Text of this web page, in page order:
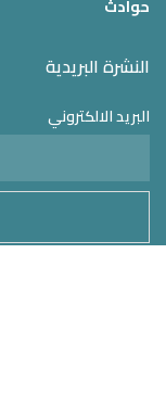
حوادث
النشرة البريدية
البريد الالكتروني